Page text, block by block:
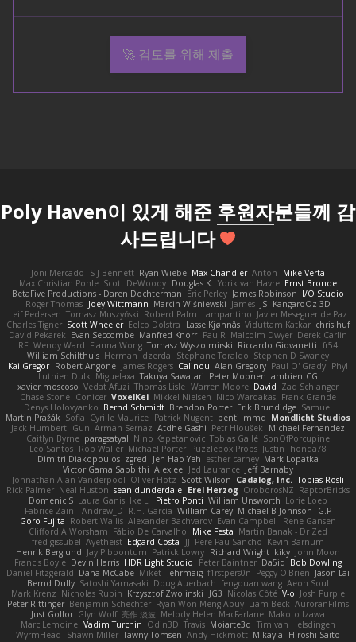
🚀 검토를 위해 제출
Poly Haven이 있게 해준 후원자분들께 감
사드립니다
Joni Mercado S J Bennett Ryan Wiebe Max Chandler Anton
Mike Verta
Max Christian Pohle Scott DeWoody Douglas K. Yorik van Havre Ernst Bronde
BetaFive Productions - Daren Dochterman Eric Perley James Robinson I/O Studio
Roger Thomas Joey Wittmann Marcin Wiśniewski James JS KangaroOz 3D
Leif Pedersen Tomasz Muszyński Roberd Palm Lampantino Javier Meseguer de Paz
Charles Tigner Scott Wheeler Eelco Dolstra Lasse Kjønnås Viduttam Katkar chris huf
David Pekarek Evan Seccombe Manfred Knorr PaulR Malcolm Dwyer Derek Carlin
RF Wendy Ward Fianna Wong Tomasz Wyszolmirski Riccardo Giovanetti fr54
William Schilthuis Herman Idzerda Stephane Toraldo Stephen D Swaney
Kai Gregor Robert Angone James Rogers Calinou Alan Gregory Paul O' Grady Phyl
Luthien Dulk Miguelaxa Takuya Sawatari Peter Moonen ambientCG
xavier moscoso Vedat Afuzi Thomas Lisle Warren Moore David Zaq Schlanger
Chase Stone Conicer VoxelKei Mikkel Nielsen Nico Wardakas Frank Grande
Denys Holovyanko Bernd Schmidt Brendon Porter Erik Brundidge Samuel
Martin Pražák Sofia Cyrille Maurice Patrick Nugent penti_mmd Mondlicht Studios
Jack Humbert Gun Arman Sernaz Atdhe Gashi Petr Hloušek
Michael Fernandez
Caitlyn Byrne paragsatyal Nino Kapetanovic Tobias Gallé SonOfPorcupine
Leo Santos Rob Waller Michael Porter Puzzlebox Props Justin
honda78
Dimitri Diakopoulos zgred Jen Hao Yeh esther carney Mark Lopatka
Victor Gama Sabbithi Alexlee Jed Laurance Jeff Barnaby
Johnathan Alan Vanderpool Oliver Hotz Scott Wilson Cadalog, Inc. Tobias Rösli
Rick Palmer Neal Huston sean dunderdale Erel Herzog OroborosNZ RaptorBricks
Domenic S Laura Ganis Ike Li Pietro Ponti William Unsworth Lorie Loeb
Fabrice Zaini Andrew_D R.H. García William Carey Michael B Johnson
G.P
Goro Fujita Robert Wallis Alexander Bachvarov Evan Campbell Rene Gansen
Clifford A Worsham Fábio De Carvalho Mike Festa Martin Banak - Dr Zed
fred gissubel Ayetheist Edgard Costa JJ Pere Pau Sancho Kevin Barnum
Henrik Berglund Jay Piboontum Patrick Lowry Richard Wright kiky John Moon
Francis Boyle Devin Harris HDR Light Studio Peter Baintner Da5id Bob Dowling
Daniel Fitzgerald Dana McCabe Miket jehrmaig f1rstpers0n Peggy O'Brien Jason Lai
Bernd Dully Satoshi Yamasaki Doug Auerbach fengquan wang Aeon Soul
Mark Krenz Nicholas Rubin Krzysztof Zwolinski JG3 Nicolas Côté V-o Josh Purple
Peter Rittinger Benjamin Schechter Ryan Won-Meng Apuy Liam Beck AuroranFilms
Just Gollor Glyn Wolf 亮作 淡波 Melody Helen MacFarlane Makoto Izawa
Marc Lemoine Vadim Turchin Odin3D Travis Moiarte3d Tim van Helsdingen
WyrmHead
Shawn Miller Tawny Tomsen Andy Hickmott Mikayla
Hiroshi Saito